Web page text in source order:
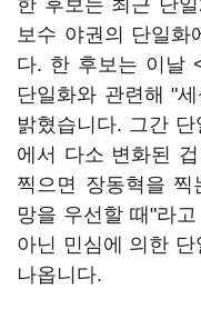
한 후보는 최근 단
보수 야권의 단일화
다. 한 후보는 이날
단일화와 관련해 "
밝혔습니다. 그간
에서 다소 변화된
찍으면 장동혁을
망을 우선할 때"라
아닌 민심에 의한
나옵니다.